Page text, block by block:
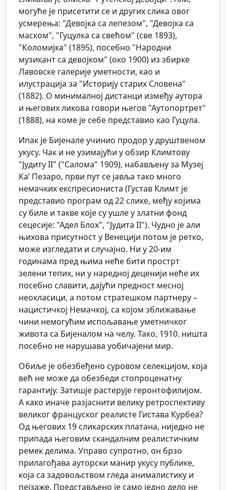
могуће је присетити се и других слика овог
усмерења: "Девојка са лепезом", "Девојка са
маском", "Гуцулка са свећом" (све 1893),
"Коломијка" (1895), посебно "Народни
музикант са девојком" (око 1900) из збирке
Лавовске галерије уметности, као и
илустрација за "Историју старих Словена"
(1882). О минималној дистанци између аутора
и његових ликова говори његов "Аутопортрет"
(1888), на коме је себе представио као Гуцула.
Ипак је Бијенале учинио продор у друштвеном
укусу. Чак и не узимајући у обзир Климтову
"Јудиту II" ("Салома" 1909), набављену за Музеј
Ка’ Пезаро, први пут се јавља тако много
немачких експресиониста (Густав Климт је
представио програм од 22 слике, међу којима
су биле и такве које су ушле у златни фонд
сецесије: "Адел Блох", "Јудита II"). Чудно је али
њихова присутност у Венецији потом је ретко,
може изгледати и случајно. Ни у 20-им
годинама пред њима неће бити прострт
зелени тепих, ни у наредној деценији неће их
посебно славити, дајући предност месној
неокласици, а потом стратешком партнеру –
нацистичкој Немачкој, са којом зближавање
чини немогућим испољавање уметничког
живота са Бијеналом на челу. Тако, 1910. ништа
посебно не нарушава уобичајени мир.
Обиље је обезбеђено суровом селекцијом, која
већ не може да обезбеди стопроценатну
гарантију. Затишје растерује геронтофилијом.
А како иначе разјаснити велику ретроспективу
великог француског реалисте Гистава Курбеа?
Од његових 19 сликарских платана, ниједно не
припада његовим скандалним реалистичким
ремек делима. Управо супротно, он брзо
прилагођава ауторски манир укусу публике,
која са задовољством гледа анималистику и
пејзаже. Представљено је само једно дело не